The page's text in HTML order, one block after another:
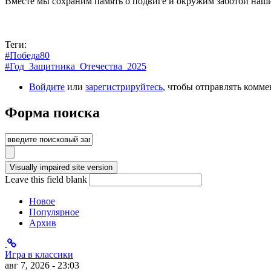
Теги:
#Победа80
#Год_Защитника_Отечества_2025
Войдите или зарегистрируйтесь, чтобы отправлять
Форма поиска
Leave this field blank
Новое
Популярное
Архив
Игра в классики
авг 7, 2026 - 23:03